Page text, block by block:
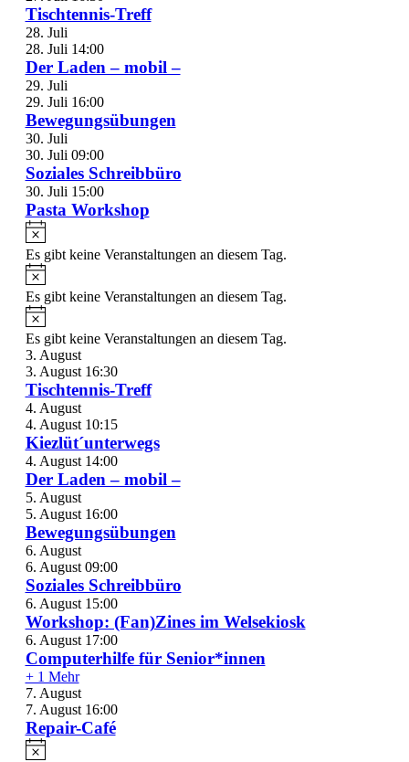
Tischtennis-Treff
28. Juli
28. Juli 14:00
Der Laden – mobil –
29. Juli
29. Juli 16:00
Bewegungsübungen
30. Juli
30. Juli 09:00
Soziales Schreibbüro
30. Juli 15:00
Pasta Workshop
Es gibt keine Veranstaltungen an diesem Tag.
Es gibt keine Veranstaltungen an diesem Tag.
Es gibt keine Veranstaltungen an diesem Tag.
3. August
3. August 16:30
Tischtennis-Treff
4. August
4. August 10:15
Kiezlüt´unterwegs
4. August 14:00
Der Laden – mobil –
5. August
5. August 16:00
Bewegungsübungen
6. August
6. August 09:00
Soziales Schreibbüro
6. August 15:00
Workshop: (Fan)Zines im Welsekiosk
6. August 17:00
Computerhilfe für Senior*innen
+ 1 Mehr
7. August
7. August 16:00
Repair-Café